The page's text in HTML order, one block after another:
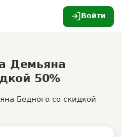
Войти
Демьяна
50%